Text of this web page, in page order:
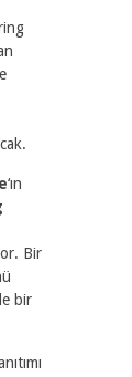
‘ın
Bir
bir